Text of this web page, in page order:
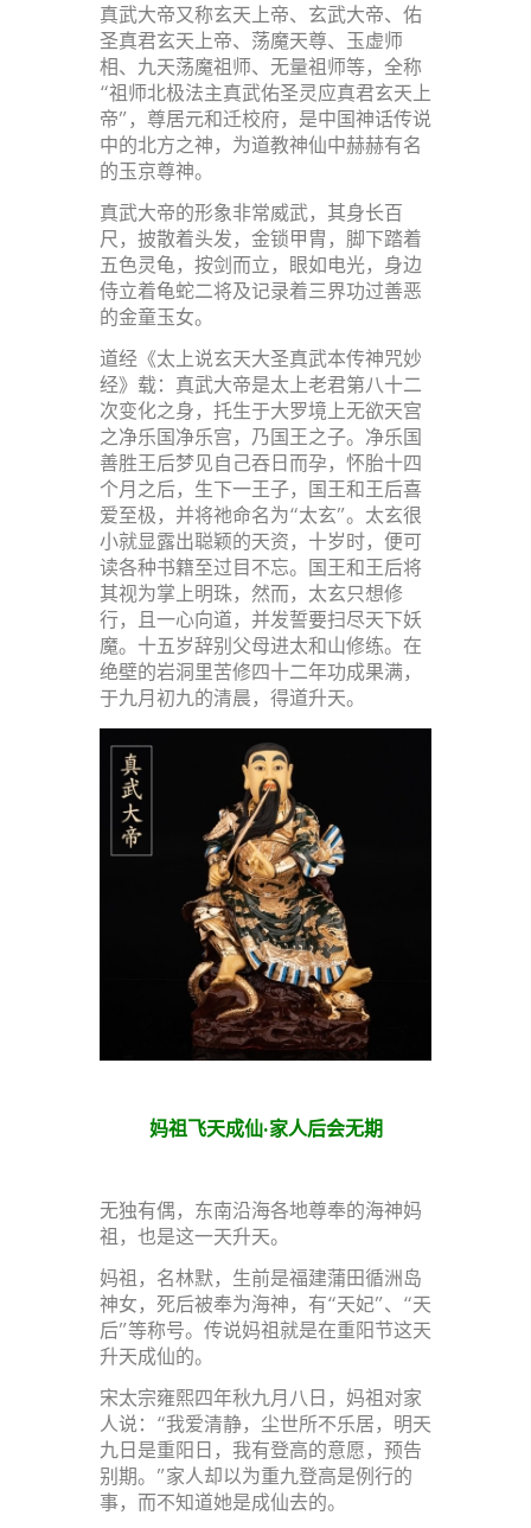
真武大帝又称玄天上帝、玄武大帝、佑
圣真君玄天上帝、荡魔天尊、玉虚师
相、九天荡魔祖师、无量祖师等，全称
“祖师北极法主真武佑圣灵应真君玄天上
帝”，尊居元和迁校府，是中国神话传说
中的北方之神，为道教神仙中赫赫有名
的玉京尊神。
真武大帝的形象非常威武，其身长百
尺，披散着头发，金锁甲胄，脚下踏着
五色灵龟，按剑而立，眼如电光，身边
侍立着龟蛇二将及记录着三界功过善恶
的金童玉女。
道经《太上说玄天大圣真武本传神咒妙
经》载：真武大帝是太上老君第八十二
次变化之身，托生于大罗境上无欲天宫
之净乐国净乐宫，乃国王之子。净乐国
善胜王后梦见自己吞日而孕，怀胎十四
个月之后，生下一王子，国王和王后喜
爱至极，并将祂命名为“太玄”。太玄很
小就显露出聪颖的天资，十岁时，便可
读各种书籍至过目不忘。国王和王后将
其视为掌上明珠，然而，太玄只想修
行，且一心向道，并发誓要扫尽天下妖
魔。十五岁辞别父母进太和山修练。在
绝壁的岩洞里苦修四十二年功成果满，
于九月初九的清晨，得道升天。
妈祖飞天成仙·家人后会无期
无独有偶，东南沿海各地尊奉的海神妈
祖，也是这一天升天。
妈祖，名林默，生前是福建蒲田循洲岛
神女，死后被奉为海神，有“天妃”、“天
后”等称号。传说妈祖就是在重阳节这天
升天成仙的。
宋太宗雍熙四年秋九月八日，妈祖对家
人说：“我爱清静，尘世所不乐居，明天
九日是重阳日，我有登高的意愿，预告
别期。”家人却以为重九登高是例行的
事，而不知道她是成仙去的。